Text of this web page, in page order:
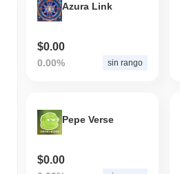
Azura Link
$0.00
0.00% sin rango
Pepe Verse
$0.00